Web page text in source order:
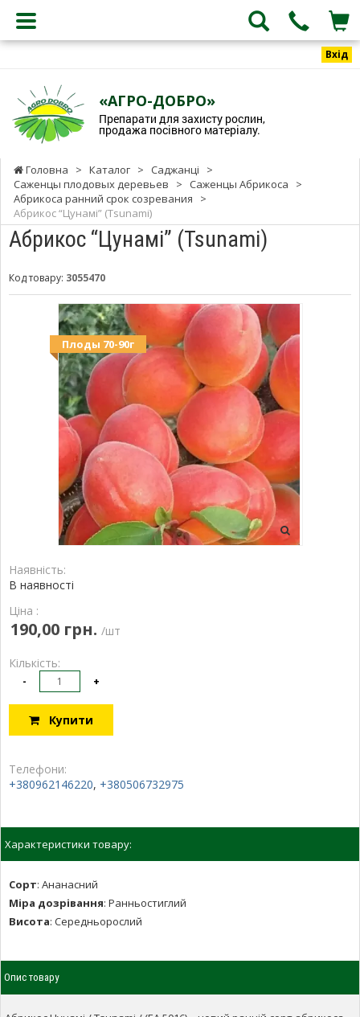
Вхід
«АГРО-ДОБРО»
Препарати для захисту рослин,
продажа посівного матеріалу.
Головна > Каталог > Саджанці
>
Саженцы плодовых деревьев
> Саженцы Абрикоса
>
Абрикоса ранний срок созревания
>
Абрикос “Цунамі” (Tsunami)
Абрикос “Цунамі” (Tsunami)
Код товару: 3055470
Плоды 70-90г
Наявність:
В наявності
Ціна :
190,00 грн. /шт
Кількість:
- +
Купити
Телефони:
+380962146220, +380506732975
Характеристики товару:
Сорт: Ананасний
Міра дозрівання: Ранньостиглий
Висота: Середньорослий
Опис товару